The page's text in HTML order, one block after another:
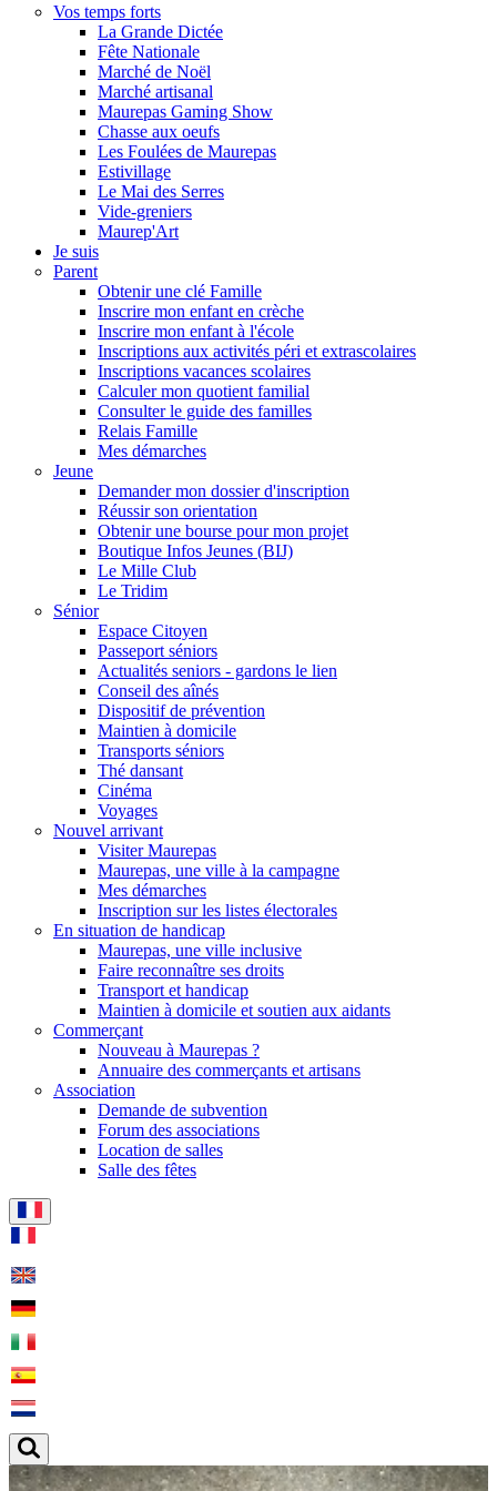
Vos temps forts
La Grande Dictée
Fête Nationale
Marché de Noël
Marché artisanal
Maurepas Gaming Show
Chasse aux oeufs
Les Foulées de Maurepas
Estivillage
Le Mai des Serres
Vide-greniers
Maurep'Art
Je suis
Parent
Obtenir une clé Famille
Inscrire mon enfant en crèche
Inscrire mon enfant à l'école
Inscriptions aux activités péri et extrascolaires
Inscriptions vacances scolaires
Calculer mon quotient familial
Consulter le guide des familles
Relais Famille
Mes démarches
Jeune
Demander mon dossier d'inscription
Réussir son orientation
Obtenir une bourse pour mon projet
Boutique Infos Jeunes (BIJ)
Le Mille Club
Le Tridim
Sénior
Espace Citoyen
Passeport séniors
Actualités seniors - gardons le lien
Conseil des aînés
Dispositif de prévention
Maintien à domicile
Transports séniors
Thé dansant
Cinéma
Voyages
Nouvel arrivant
Visiter Maurepas
Maurepas, une ville à la campagne
Mes démarches
Inscription sur les listes électorales
En situation de handicap
Maurepas, une ville inclusive
Faire reconnaître ses droits
Transport et handicap
Maintien à domicile et soutien aux aidants
Commerçant
Nouveau à Maurepas ?
Annuaire des commerçants et artisans
Association
Demande de subvention
Forum des associations
Location de salles
Salle des fêtes